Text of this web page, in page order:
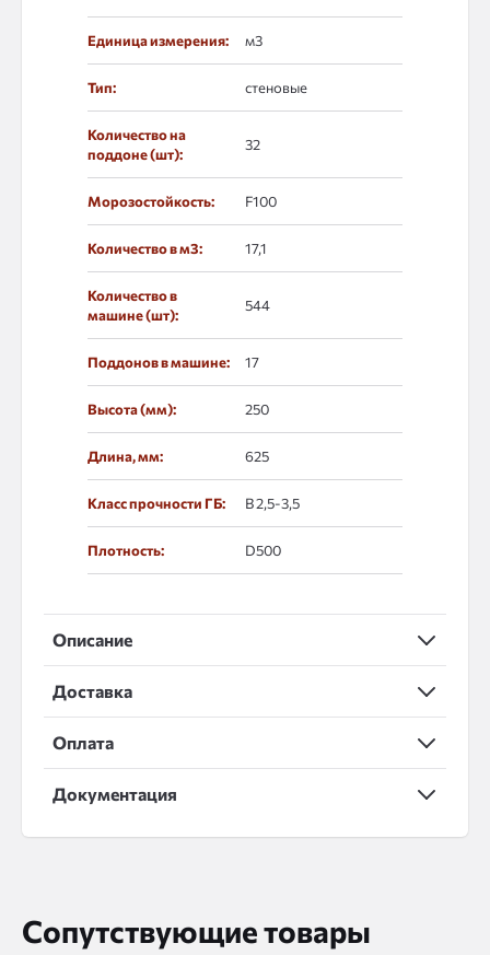
Единица измерения: м3
Тип: стеновые
Количество на
поддоне (шт):
32
Морозостойкость: F100
Количество в м3: 17,1
Количество в
машине (шт):
544
Поддонов в машине: 17
Высота (мм): 250
Длина, мм: 625
Класс прочности ГБ: В 2,5-3,5
Плотность: D500
Описание
Доставка
Оплата
Документация
Сопутствующие товары